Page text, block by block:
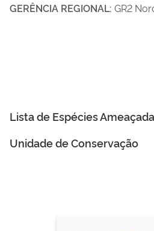
GERÊNCIA REGIONAL: GR2
Lista de Espécies
Unidade de Conservação